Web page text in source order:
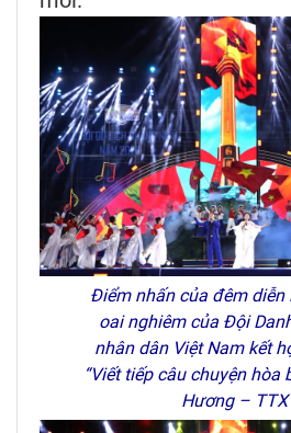
Điểm nhấn của đêm diễn
oai nghiêm của Đội
nhân dân Việt Nam kết
“Viết tiếp câu chuyện hòa
Hương –